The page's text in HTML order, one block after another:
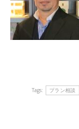
Tags: プラン相談